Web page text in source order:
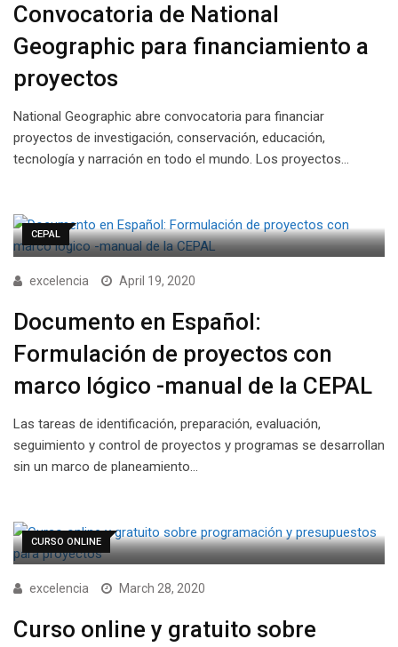
Convocatoria de National
Geographic para financiamiento a
proyectos
National Geographic abre convocatoria para financiar
proyectos de investigación, conservación, educación,
tecnología y narración en todo el mundo. Los proyectos…
CEPAL
excelencia April 19, 2020
Documento en Español:
Formulación de proyectos con
marco lógico -manual de la CEPAL
Las tareas de identificación, preparación, evaluación,
seguimiento y control de proyectos y programas se desarrollan
sin un marco de planeamiento…
CURSO ONLINE
excelencia March 28, 2020
Curso online y gratuito sobre